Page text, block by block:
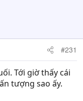
#231
Tới giờ thấy cái
tượng sao ấy.